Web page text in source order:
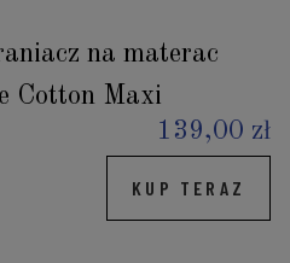
na materac
Cotton Maxi
139,00 zł
KUP TERAZ